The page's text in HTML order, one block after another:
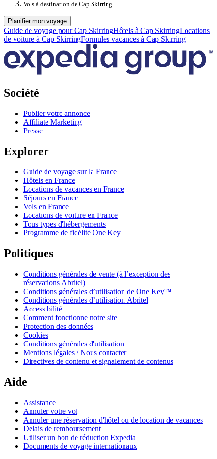
Vols à destination de Cap Skirring
Planifier mon voyage
Guide de voyage pour Cap SkirringHôtels à Cap SkirringLocations
de voiture à Cap SkirringFormules vacances à Cap Skirring
Société
Publier votre annonce
Affiliate Marketing
Presse
Explorer
Guide de voyage sur la France
Hôtels en France
Locations de vacances en France
Séjours en France
Vols en France
Locations de voiture en France
Tous types d'hébergements
Programme de fidélité One Key
Politiques
Conditions générales de vente (à l’exception des
réservations Abritel)
Conditions générales d’utilisation de One Key™
Conditions générales d’utilisation Abritel
Accessibilité
Comment fonctionne notre site
Protection des données
Cookies
Conditions générales d'utilisation
Mentions légales / Nous contacter
Directives de contenu et signalement de contenus
Aide
Assistance
Annuler votre vol
Annuler une réservation d'hôtel ou de location de vacances
Délais de remboursement
Utiliser un bon de réduction Expedia
Documents de voyage internationaux